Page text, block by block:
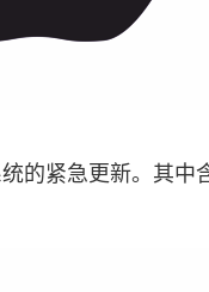
的紧急更新。其中